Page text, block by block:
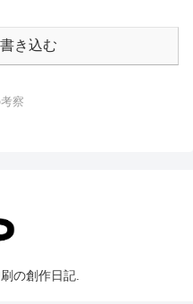
き込む
察
の創作日記.